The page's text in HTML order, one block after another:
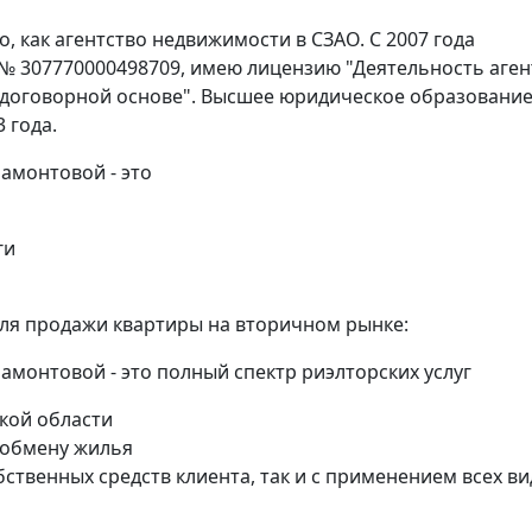
агентство недвижимости в СЗАО. С 2007 года
307770000498709, имею лицензию "Деятельность
основе". Высшее юридическое
года.
- это
продажи квартиры на вторичном рынке:
- это полный спектр риэлторских услуг
области
жилья
средств клиента, так и с применением всех